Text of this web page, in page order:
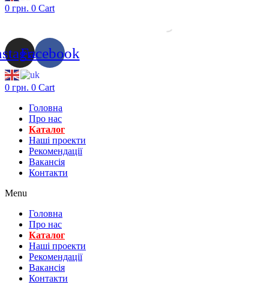
0 грн. 0 Cart
Facebook
0 грн. 0 Cart
Головна
Про нас
Каталог
Нашi проекти
Рекомендації
Вакансiя
Контакти
Menu
Головна
Про нас
Каталог
Нашi проекти
Рекомендації
Вакансiя
Контакти